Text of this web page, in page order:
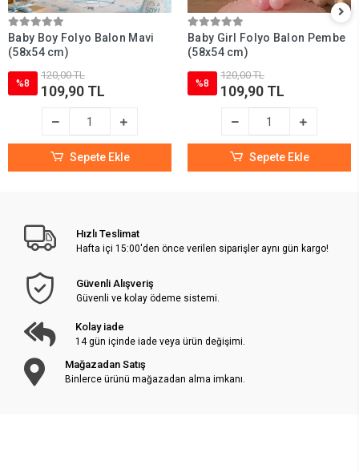
Baby Boy Folyo Balon Mavi
(58x54 cm)
%8
120,00 TL
109,90 TL
Sepete Ekle
Baby Girl Folyo Balon Pembe
(58x54 cm)
%8
120,00 TL
109,90 TL
Sepete Ekle
Hızlı Teslimat
Hafta içi 15:00'den önce verilen siparişler aynı gün kargo!
Güvenli Alışveriş
Güvenli ve kolay ödeme sistemi.
Kolay iade
14 gün içinde iade veya ürün değişimi.
Mağazadan Satış
Binlerce ürünü mağazadan alma imkanı.